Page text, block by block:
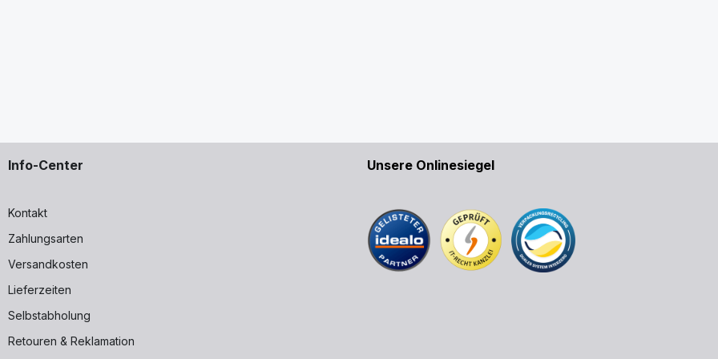
Schlauchanschluss 1/2'', 3/4'' und 1''
Info-Center
Kontakt
Zahlungsarten
Versandkosten
Lieferzeiten
Selbstabholung
Retouren & Reklamation
Unsere Onlinesiegel